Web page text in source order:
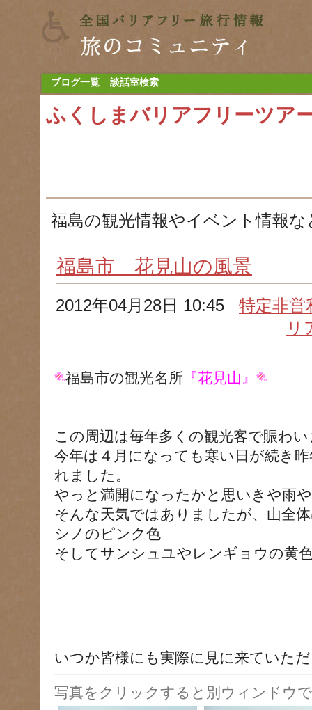
ブログ一覧 談話室検索
ふくしまバリアフリーツア
福島の観光情報やイベント情報
福島市 花見山の風景
2012年04月28日 10:45特定非
リ
福島市の観光名所 『花見山』
この周辺は毎年多くの観光客で賑わ
今年は４月になっても寒い日が続き
れました。
やっと満開になったかと思いきや雨
そんな天気ではありましたが、山全
シノのピンク色
そしてサンシュユやレンギョウの黄
いつか皆様にも実際に見に来ていた
写真をクリックすると別ウィンドウ